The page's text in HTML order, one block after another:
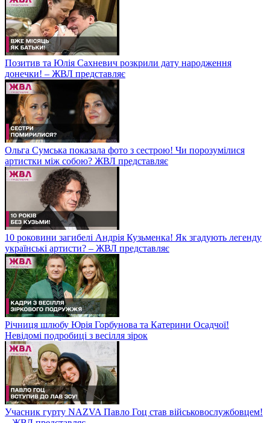
Позитив та Юлія Сахневич розкрили дату народження
донечки! – ЖВЛ представляє
Ольга Сумська показала фото з сестрою! Чи порозумілися
артистки між собою? ЖВЛ представляє
10 роковини загибелі Андрія Кузьменка! Як згадують легенду
українські артисти? – ЖВЛ представляє
Річниця шлюбу Юрія Горбунова та Катерини Осадчої!
Невідомі подробиці з весілля зірок
Учасник гурту NAZVA Павло Гоц став військовослужбовцем!